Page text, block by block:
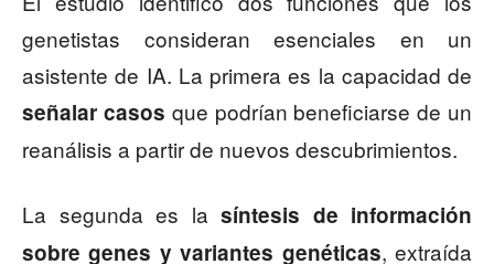
genetistas consideran esenciales en un
asistente de IA. La primera es la capacidad de
señalar casos que podrían beneficiarse de un
reanálisis a partir de nuevos descubrimientos.
La segunda es la síntesis de información
sobre genes y variantes genéticas, extraída